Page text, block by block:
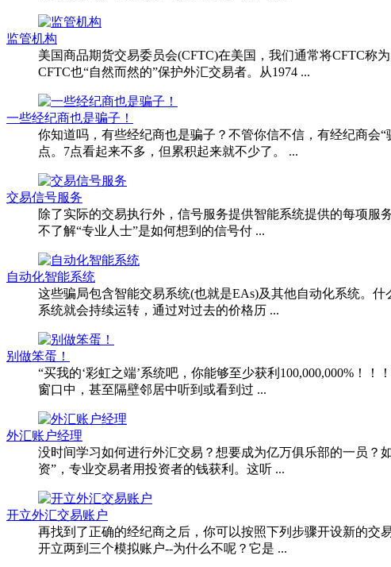
监管机构
美国商品期货交易委员会(CFTC)在美国，我们通常将CFTC
CFTC也“自然而然的”保护外汇交易者。从1974 ...
一些经纪商也是骗子！
你知道吗，有些经纪商也是骗子？不管你信不信，有经纪商会
点。7点看起来不多，但累积起来就不少了。 ...
交易信号服务
除了实际的交易执行外，信号服务提供智能系统提供的每项服
不了解“专业人士”是如何想到的信号付 ...
自动化智能系统
这些骗局包含智能交易系统(也就是EAs)及其他自动化系统。
系统就会持续运转，通过对过去的价格历 ...
别做笨蛋！
“买我的‘彩虹之端’系统吧，你能够至少获利100,000,000%！
窗口中，甚至隔壁邻居中听到或看到过 ...
外汇账户经理
没时间学习如何进行外汇交易？想要成为亿万俱乐部的一员？
资”，专业交易者用投资者的钱获利。这听 ...
开立外汇交易账户
再找到了正确的经纪商之后，你可以按照下列步骤开设新的交
开立两到三个模拟账户--为什么不呢？它是 ...